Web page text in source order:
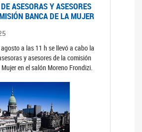
ASESORAS Y ASESORES
BANCA DE LA MUJER
a las 11 h se llevó a cabo la
y asesores de la comisión
en el salón Moreno Frondizi.